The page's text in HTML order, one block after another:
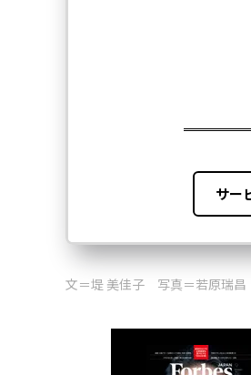
文＝堤 美佳子 写真＝若原瑞昌